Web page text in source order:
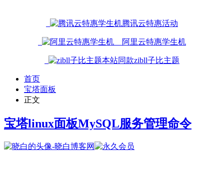
腾讯云特惠活动
阿里云特惠学生机
本站同款zibll子比主题
首页
宝塔面板
正文
宝塔linux面板MySQL服务管理命令